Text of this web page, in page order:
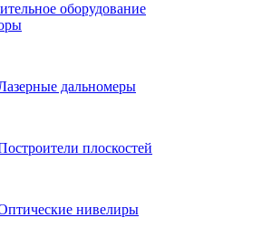
оборудование
дальномеры
плоскостей
нивелиры